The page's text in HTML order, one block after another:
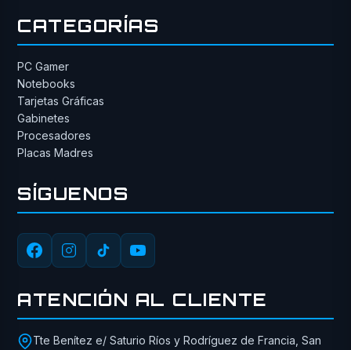
CATEGORÍAS
PC Gamer
Notebooks
Tarjetas Gráficas
Gabinetes
Procesadores
Placas Madres
SÍGUENOS
ATENCIÓN AL CLIENTE
Tte Benítez e/ Saturio Ríos y Rodríguez de Francia, San